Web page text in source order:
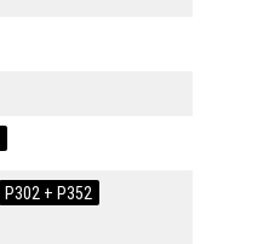
P302 + P352